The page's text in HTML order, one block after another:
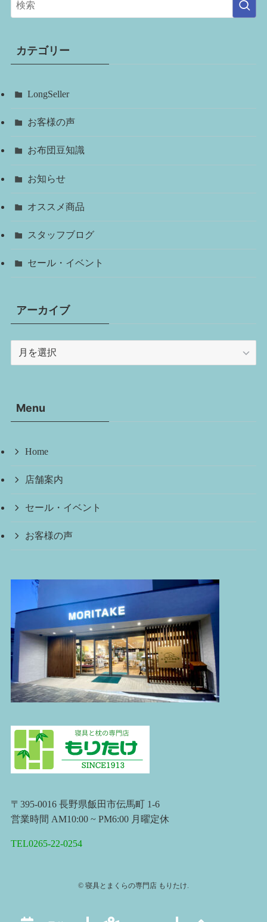
カテゴリー
LongSeller
お客様の声
お布団豆知識
お知らせ
オススメ商品
スタッフブログ
セール・イベント
アーカイブ
ブMenu
Home
店舗案内
セール・イベント
お客様の声
〒395-0016 長野県飯田市伝馬町 1-6
営業時間 AM10:00 ~ PM6:00 月曜定休
TEL0265-22-0254
© 寝具とまくらの専門店 もりたけ.